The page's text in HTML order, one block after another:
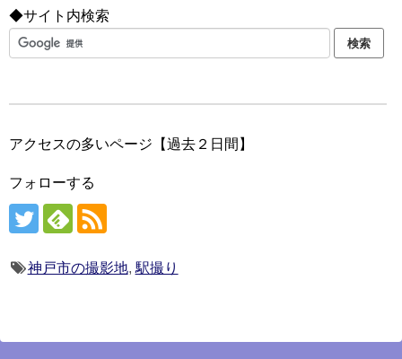
◆サイト内検索
アクセスの多いページ【過去２日間】
フォローする
神戸市の撮影地, 駅撮り